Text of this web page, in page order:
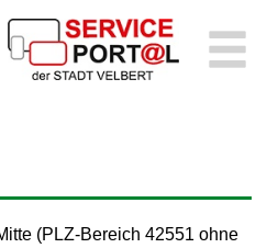
(PLZ-Bereich 42551 ohne